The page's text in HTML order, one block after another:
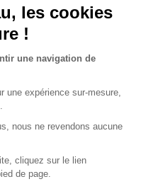
- 85036 LA ROCHE-